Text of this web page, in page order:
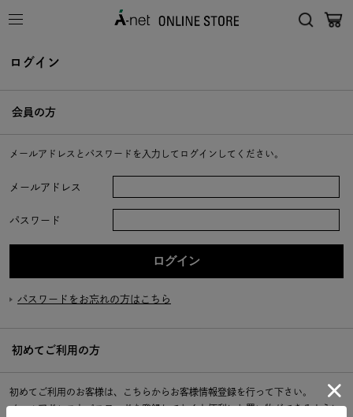
ログイン
会員の方
メールアドレスとパスワードを入力してログインしてください。
メールアドレス
パスワード
パスワードをお忘れの方はこちら
初めてご利用の方
初めてご利用のお客様は、こちらからお客様情報登録を行って下さい。
メールアドレスとパスワードを登録しておくと便利にお買い物ができるように